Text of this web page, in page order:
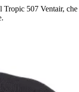
Tropic 507 Ventair, che